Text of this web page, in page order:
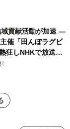
貢献活動が加速 ―
催「田んぼラグビ
狂しNHKで放送さ